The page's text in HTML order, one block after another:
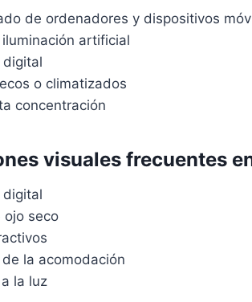
de ordenadores y dispositivos
artificial
digital
o climatizados
concentración
visuales frecuentes
digital
ojo seco
la acomodación
la luz